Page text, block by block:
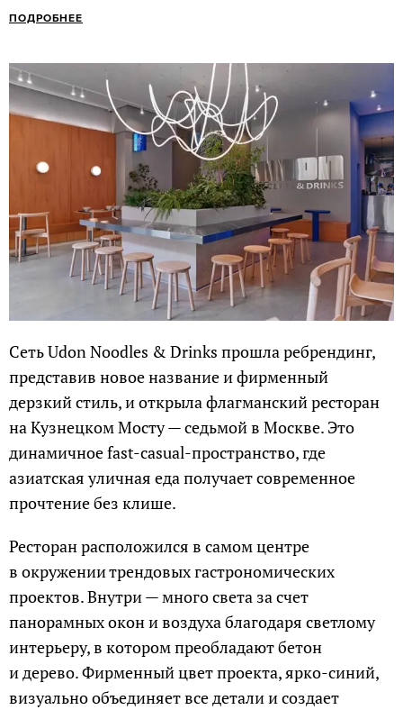
ПОДРОБНЕЕ
Сеть Udon Noodles & Drinks прошла ребрендинг,
представив новое название и фирменный
дерзкий стиль, и открыла флагманский ресторан
на Кузнецком Мосту — седьмой в Москве. Это
динамичное fast-casual-пространство, где
азиатская уличная еда получает современное
прочтение без клише.
Ресторан расположился в самом центре
в окружении трендовых гастрономических
проектов. Внутри — много света за счет
панорамных окон и воздуха благодаря светлому
интерьеру, в котором преобладают бетон
и дерево. Фирменный цвет проекта, ярко-синий,
визуально объединяет все детали и создает